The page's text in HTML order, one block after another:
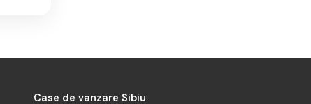
Case de vanzare Sibiu